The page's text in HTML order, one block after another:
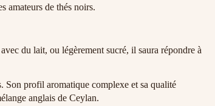
amateurs de thés noirs.
du lait, ou légèrement sucré, il saura répondre à
Son profil aromatique complexe et sa qualité
anglais de Ceylan.